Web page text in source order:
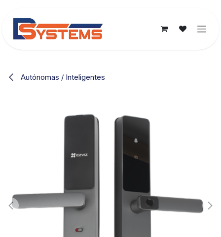
Autónomas / Inteligentes